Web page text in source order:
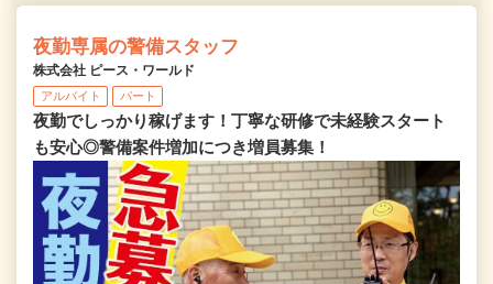
夜勤専属の警備スタッフ
株式会社 ピース・ワールド
アルバイト パート
夜勤でしっかり稼げます！丁寧な研修で未経験スタート
も安心◎警備案件増加につき増員募集！